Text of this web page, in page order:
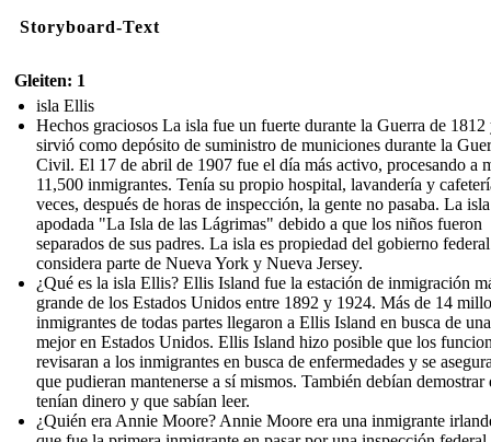
Storyboard-Text
Gleiten: 1
isla Ellis
Hechos graciosos La isla fue un fuerte durante la Guerra de 1812
sirvió como depósito de suministro de municiones durante la
Civil. El 17 de abril de 1907 fue el día más activo, procesando a
11,500 inmigrantes. Tenía su propio hospital, lavandería y
veces, después de horas de inspección, la gente no pasaba. La
apodada "La Isla de las Lágrimas" debido a que los niños fueron
separados de sus padres. La isla es propiedad del gobierno
considera parte de Nueva York y Nueva Jersey.
¿Qué es la isla Ellis? Ellis Island fue la estación de inmigración
grande de los Estados Unidos entre 1892 y 1924. Más de 14
inmigrantes de todas partes llegaron a Ellis Island en busca de
mejor en Estados Unidos. Ellis Island hizo posible que los
revisaran a los inmigrantes en busca de enfermedades y se
que pudieran mantenerse a sí mismos. También debían demostrar
tenían dinero y que sabían leer.
¿Quién era Annie Moore? Annie Moore era una inmigrante